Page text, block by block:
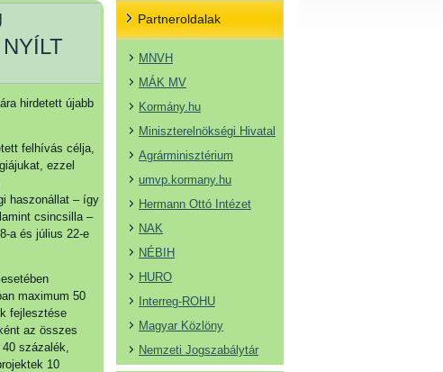
hirdetett újabb
felhívás célja,
ezzel
haszonállat – így
csincsilla –
a és július 22-e
maximum 50
fejlesztése
az összes
százalék,
10
Partneroldalak
MNVH
MÁK MV
Kormány.hu
Miniszterelnökségi Hivatal
Agrárminisztérium
umvp.kormany.hu
Hermann Ottó Intézet
NAK
NÉBIH
HURO
Interreg-ROHU
Magyar Közlöny
Nemzeti Jogszabálytár